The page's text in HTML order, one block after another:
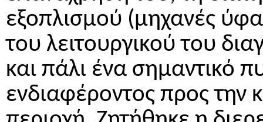
εξοπλισμού (μηχανές
του λειτουργικού του
και πάλι ένα σημαντικό
ενδιαφέροντος προς την